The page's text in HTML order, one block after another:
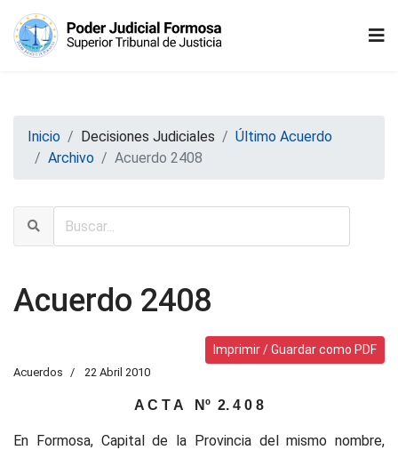
Inicio Decisiones Judiciales
Último Acuerdo
Archivo
Acuerdo 2408
Acuerdo 2408
Imprimir / Guardar como PDF
Acuerdos 22 Abril 2010
A C T A Nº 2. 4 0 8
En Formosa, Capital de la Provincia del mismo nombre,